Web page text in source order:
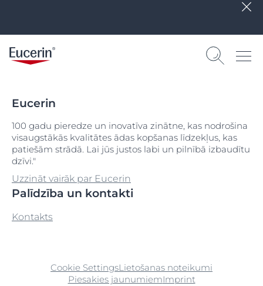
Eucerin
100 gadu pieredze un inovatīva zinātne, kas nodrošina
visaugstākās kvalitātes ādas kopšanas līdzekļus, kas
patiešām strādā. Lai jūs justos labi un pilnībā izbaudītu
dzīvi."
Uzzināt vairāk par Eucerin
Palīdzība un kontakti
Kontakts
Cookie SettingsLietošanas noteikumi
Piesakies jaunumiemImprint